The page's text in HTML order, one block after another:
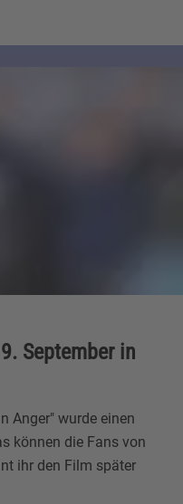
September in
Anger" wurde einen
können die Fans von
ihr den Film später